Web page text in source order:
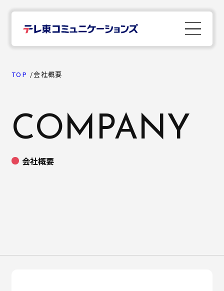
TOP
TOP 会社概要
COMPANY
会社概要